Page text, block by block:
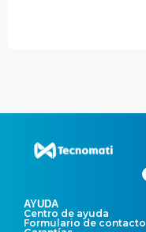
AYUDA
Centro de ayuda
Formulario de contacto